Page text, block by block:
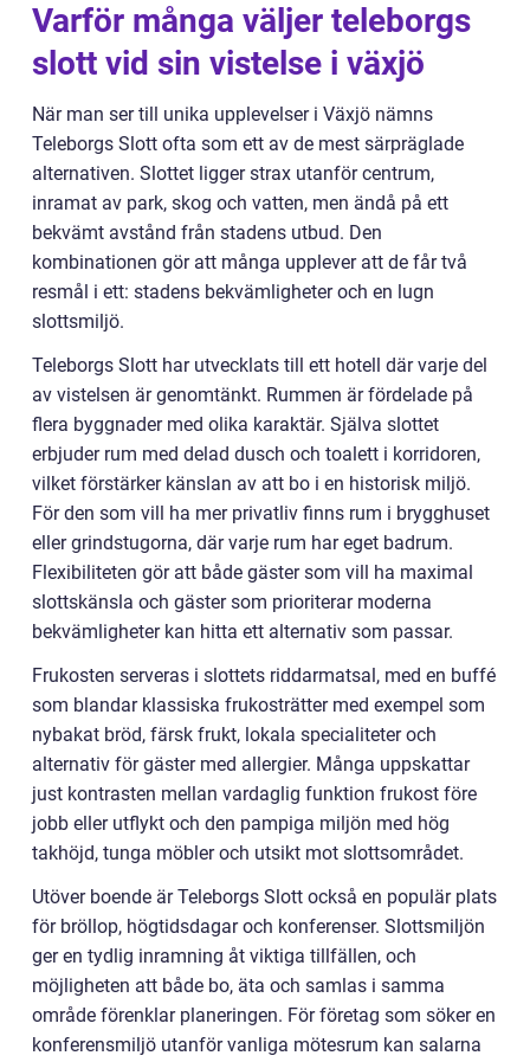
Varför många väljer teleborgs
slott vid sin vistelse i växjö
När man ser till unika upplevelser i Växjö nämns
Teleborgs Slott ofta som ett av de mest särpräglade
alternativen. Slottet ligger strax utanför centrum,
inramat av park, skog och vatten, men ändå på ett
bekvämt avstånd från stadens utbud. Den
kombinationen gör att många upplever att de får två
resmål i ett: stadens bekvämligheter och en lugn
slottsmiljö.
Teleborgs Slott har utvecklats till ett hotell där varje del
av vistelsen är genomtänkt. Rummen är fördelade på
flera byggnader med olika karaktär. Själva slottet
erbjuder rum med delad dusch och toalett i korridoren,
vilket förstärker känslan av att bo i en historisk miljö.
För den som vill ha mer privatliv finns rum i brygghuset
eller grindstugorna, där varje rum har eget badrum.
Flexibiliteten gör att både gäster som vill ha maximal
slottskänsla och gäster som prioriterar moderna
bekvämligheter kan hitta ett alternativ som passar.
Frukosten serveras i slottets riddarmatsal, med en buffé
som blandar klassiska frukosträtter med exempel som
nybakat bröd, färsk frukt, lokala specialiteter och
alternativ för gäster med allergier. Många uppskattar
just kontrasten mellan vardaglig funktion frukost före
jobb eller utflykt och den pampiga miljön med hög
takhöjd, tunga möbler och utsikt mot slottsområdet.
Utöver boende är Teleborgs Slott också en populär plats
för bröllop, högtidsdagar och konferenser. Slottsmiljön
ger en tydlig inramning åt viktiga tillfällen, och
möjligheten att både bo, äta och samlas i samma
område förenklar planeringen. För företag som söker en
konferensmiljö utanför vanliga mötesrum kan salarna